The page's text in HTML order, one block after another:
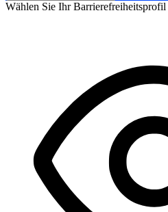
Wählen Sie Ihr Barrierefreiheitsprofil